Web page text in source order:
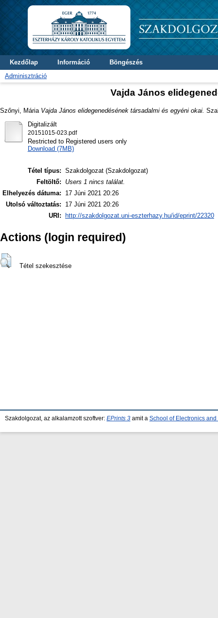
Kezdőlap Információ
Böngészés
Adminisztráció
Vajda János
Szőnyi, Mária Vajda János elidegenedésének társadalmi és egyéni okai.
Digitalizált
20151015-023.pdf
Restricted to Registered users only
Download (7MB)
Tétel típus: Szakdolgozat (Szakdolgozat)
Feltöltő:
Users 1 nincs találat.
Elhelyezés dátuma:
17 Júni 2021 20:26
Utolsó változtatás:
17 Júni 2021 20:26
URI:
http://szakdolgozat.uni-eszterhazy.hu/id/eprint/22320
Actions (login required)
Tétel szekesztése
Szakdolgozat, az alkalamzott szoftver: EPrints 3 amit a School of Electronics